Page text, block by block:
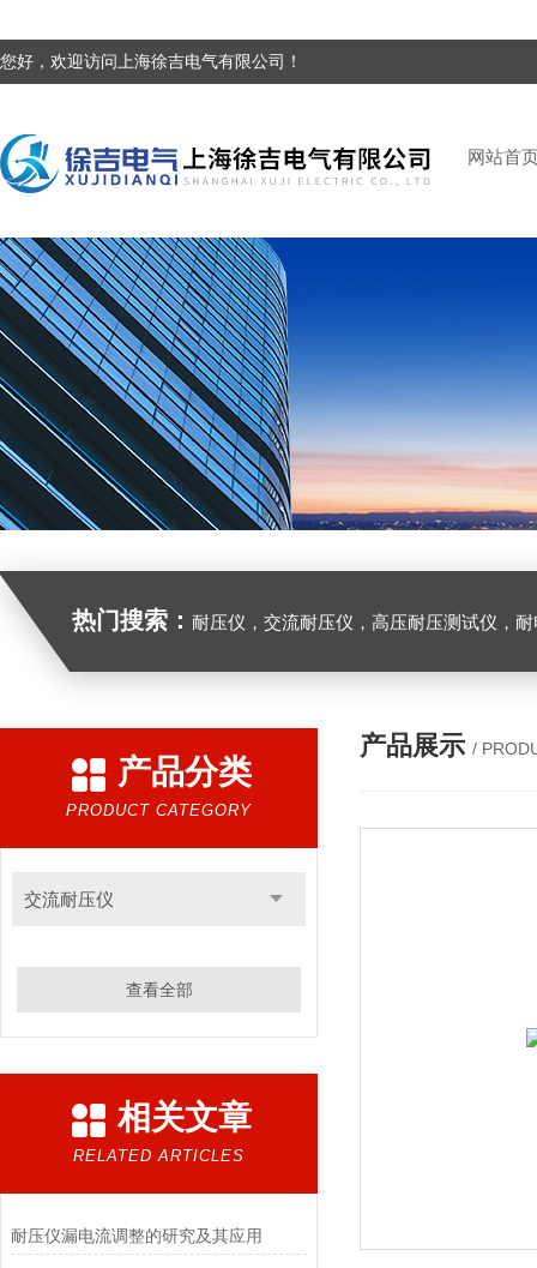
您好，欢迎访问上海徐吉电气有限公司！
网站首
热门搜索： 耐压仪，交流耐压仪，高压耐压测试仪，
产品分类
PRODUCT CATEGORY
交流耐压仪
查看全部
相关文章
RELATED ARTICLES
耐压仪漏电流调整的研究及其应用
产品展示 /